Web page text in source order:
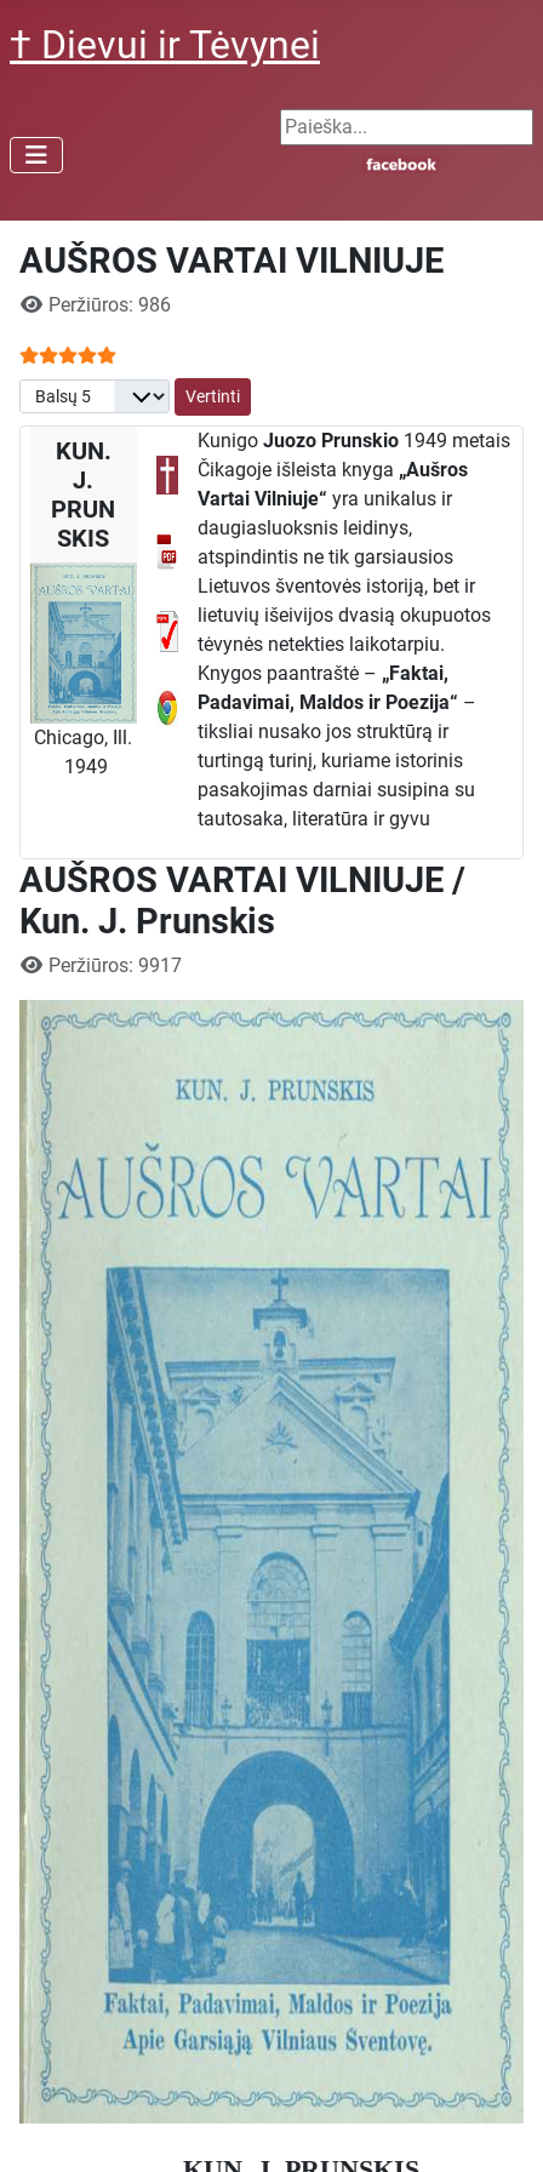
† Dievui ir Tėvynei
Search ...
AUŠROS VARTAI VILNIUJE
Išsami informacija
Peržiūros: 986
Narių vertinimas:
Prašome įvertinti
KUN.
J.
PRUN
SKIS
Chicago, Ill.
1949
Kunigo Juozo Prunskio1949 metais
Čikagoje išleista knyga „Aušros
Vartai Vilniuje“ yra unikalus ir
daugiasluoksnis leidinys,
atspindintis ne tik garsiausios
Lietuvos šventovės istoriją, bet ir
lietuvių išeivijos dvasią okupuotos
tėvynės netekties laikotarpiu.
Knygos paantraštė – „Faktai,
Padavimai, Maldos ir Poezija“ –
tiksliai nusako jos struktūrą ir
turtingą turinį, kuriame istorinis
pasakojimas darniai susipina su
tautosaka, literatūra ir gyvu
Istorijos ir faktų pamatas
Pirmoji knygos dalis skirta Aušros
Vartų ir stebuklingojo Švč. Mergelės
faktus, pradedant nuo Didžiojo
1503 m. duoto leidimo vilniečiams
statyti gynybinę miesto sieną su
penkeriais vartais. Sužinome, kad
dabartiniai Aušros Vartai iš pradžių
buvo vadinami Krėvos arba
Medininkų vartais, nes pro juos ėjo
Knygoje aprašoma ir paties
paveikslo kilmė. Nors tikslių žinių
nėra, remiantis specialistų
vertinimais, teigiama, kad paveikslas
greičiausiai buvo nutapytas Vilniuje
XVI a. pradžioje (apie 1520–1530
m.), sekant italų dailės mokyklos
tradicijomis. Detaliai nušviečiamas
vienuolių karmelitų vaidmuo, kurie
nuo 1626 m. pradėjo globoti
paveikslą , 1671 m. pastatė pirmąją
medinę koplyčią , o šiai sudegus,
apie 1719 m. atstatė dabartinę
mūrinę. Istorinė dalis užbaigiama
svarbiu įvykiu – stebuklingojo
paveikslo vainikavimu popiežiaus
Pijaus XI suteiktomis karūnomis
1927 m. liepos 2 d..
Tautos dvasios atspindys
Antroji leidinio dalis atveria Aušros
Vartų reikšmę tautos dvasiniame ir
kultūriniame gyvenime. Čia surinkti
padavimai, tokie kaip jaudinanti
istorija apie našlaitį berniuką ir jam
stebuklingai dovanotus turtus ar
pasakojimas apie vargšą elgetą,
kuriam Marija padovanojo savo
vainiką. Šie pasakojimai atskleidžia
gilų ir asmenišką žmonių ryšį su
Gailestingumo Motina.
Šalia tautosakos pateikiama ir
AUŠROS VARTAI VILNIUJE /
Kun. J. Prunskis
Išsami informacija
Peržiūros: 9917